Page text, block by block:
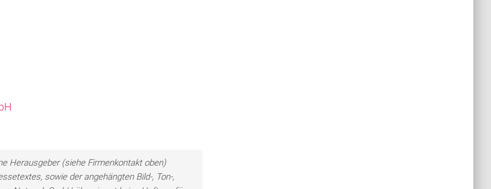
Herausgeber (siehe Firmenkontakt oben)
sowie der angehängten Bild-, Ton-,